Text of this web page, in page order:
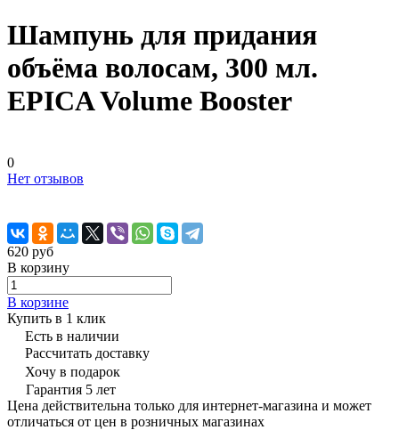
Шампунь для придания
объёма волосам, 300 мл.
EPICA Volume Booster
0
Нет отзывов
620 руб
В корзину
В корзине
Купить в 1 клик
Есть в наличии
Рассчитать доставку
Хочу в подарок
Гарантия 5 лет
Цена действительна только для интернет-магазина и может
отличаться от цен в розничных магазинах